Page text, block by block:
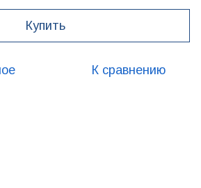
Купить
К сравнению